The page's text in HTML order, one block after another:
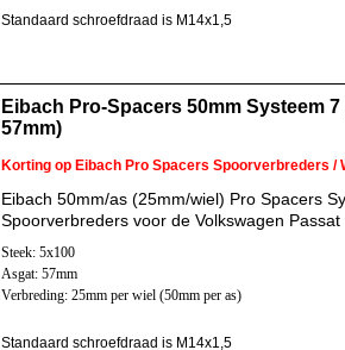
Standaard schroefdraad is M14x1,5
Eibach Pro-Spacers 50mm Systeem
57mm)
Korting op Eibach Pro Spacers Spoorverbreders /
Eibach 50mm/as (25mm/wiel) Pro Spacers
Spoorverbreders voor de Volkswagen
Steek: 5x100
Asgat: 57mm
Verbreding: 25mm per wiel (50mm per as)
Standaard schroefdraad is M14x1,5